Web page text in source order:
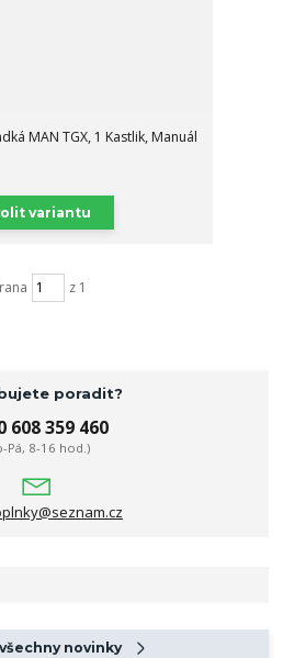
MAN TGX, 1 Kastlik, Manuál
variantu
z 1
poradit?
608 359 460
Pá, 8-16 hod.)
novinky